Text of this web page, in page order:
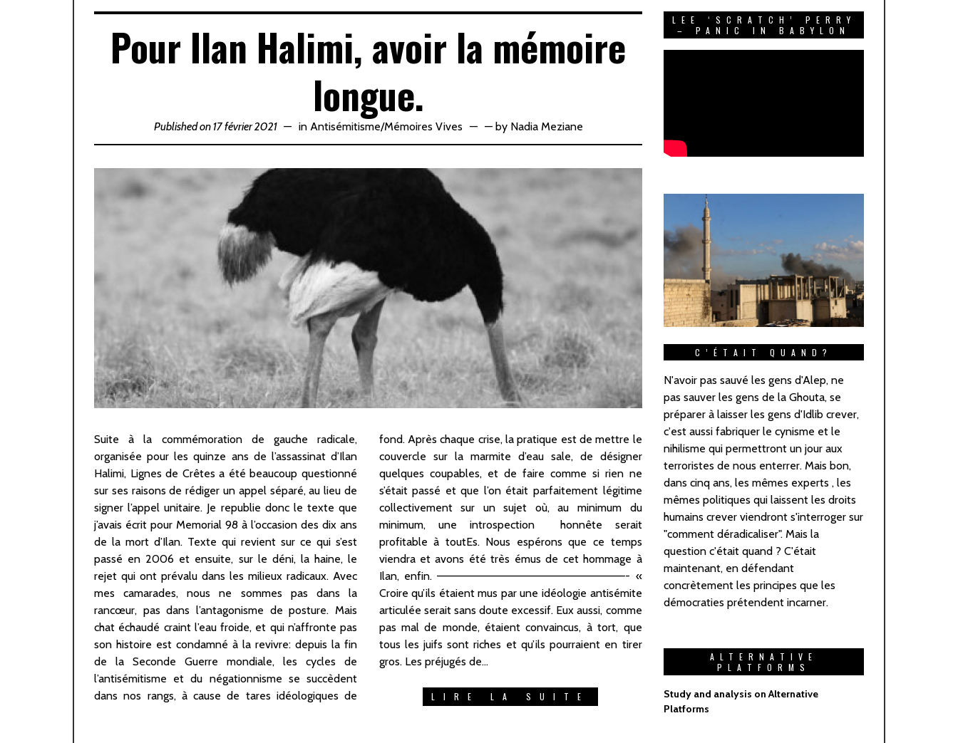
Pour Ilan Halimi, avoir la mémoire
longue.
Published on 17 février 2021 in Antisémitisme/Mémoires Vives —by Nadia Meziane
Suite à la commémoration de gauche radicale,
organisée pour les quinze ans de l’assassinat d’Ilan
Halimi, Lignes de Crêtes a été beaucoup questionné
sur ses raisons de rédiger un appel séparé, au lieu de
signer l’appel unitaire. Je republie donc le texte que
j’avais écrit pour Memorial 98 à l’occasion des dix ans
de la mort d’Ilan. Texte qui revient sur ce qui s’est
passé en 2006 et ensuite, sur le déni, la haine, le
rejet qui ont prévalu dans les milieux radicaux. Avec
mes camarades, nous ne sommes pas dans la
rancœur, pas dans l’antagonisme de posture. Mais
chat échaudé craint l’eau froide, et qui n’affronte pas
son histoire est condamné à la revivre: depuis la fin
de la Seconde Guerre mondiale, les cycles de
l’antisémitisme et du négationnisme se succèdent
dans nos rangs, à cause de tares idéologiques de
fond. Après chaque crise, la pratique est de mettre le
couvercle sur la marmite d’eau sale, de désigner
quelques coupables, et de faire comme si rien ne
s’était passé et que l’on était parfaitement légitime
collectivement sur un sujet où, au minimum du
minimum, une introspection honnête serait
profitable à toutEs. Nous espérons que ce temps
viendra et avons été très émus de cet hommage à
Ilan, enfin. ————————————————————————- «
Croire qu’ils étaient mus par une idéologie antisémite
articulée serait sans doute excessif. Eux aussi, comme
pas mal de monde, étaient convaincus, à tort, que
tous les juifs sont riches et qu’ils pourraient en tirer
gros. Les préjugés de…
LIRE LA SUITE
LEE ‘SCRATCH’ PERRY
– PANIC IN BABYLON
C’ÉTAIT QUAND?
N'avoir pas sauvé les gens d'Alep, ne
pas sauver les gens de la Ghouta, se
préparer à laisser les gens d'Idlib crever,
c'est aussi fabriquer le cynisme et le
nihilisme qui permettront un jour aux
terroristes de nous enterrer. Mais bon,
dans cinq ans, les mêmes experts , les
mêmes politiques qui laissent les droits
humains crever viendront s'interroger sur
"comment déradicaliser". Mais la
question c'était quand ? C'était
maintenant, en défendant
concrètement les principes que les
démocraties prétendent incarner.
ALTERNATIVE
PLATFORMS
Study and analysis on Alternative
Platforms